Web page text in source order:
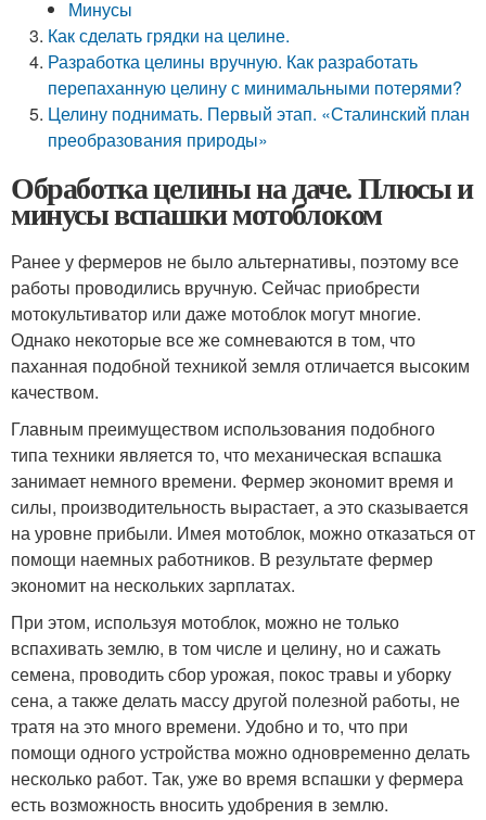
Минусы
Как сделать грядки на целине.
Разработка целины вручную. Как разработать
перепаханную целину с минимальными потерями?
Целину поднимать. Первый этап. «Сталинский план
преобразования природы»
Обработка целины на даче. Плюсы и
минусы вспашки мотоблоком
Ранее у фермеров не было альтернативы, поэтому все
работы проводились вручную. Сейчас приобрести
мотокультиватор или даже мотоблок могут многие.
Однако некоторые все же сомневаются в том, что
паханная подобной техникой земля отличается высоким
качеством.
Главным преимуществом использования подобного
типа техники является то, что механическая вспашка
занимает немного времени. Фермер экономит время и
силы, производительность вырастает, а это сказывается
на уровне прибыли. Имея мотоблок, можно отказаться от
помощи наемных работников. В результате фермер
экономит на нескольких зарплатах.
При этом, используя мотоблок, можно не только
вспахивать землю, в том числе и целину, но и сажать
семена, проводить сбор урожая, покос травы и уборку
сена, а также делать массу другой полезной работы, не
тратя на это много времени. Удобно и то, что при
помощи одного устройства можно одновременно делать
несколько работ. Так, уже во время вспашки у фермера
есть возможность вносить удобрения в землю.